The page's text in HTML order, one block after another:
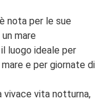
nota per le sue
mare
luogo ideale per
e per giornate di
vivace vita notturna,